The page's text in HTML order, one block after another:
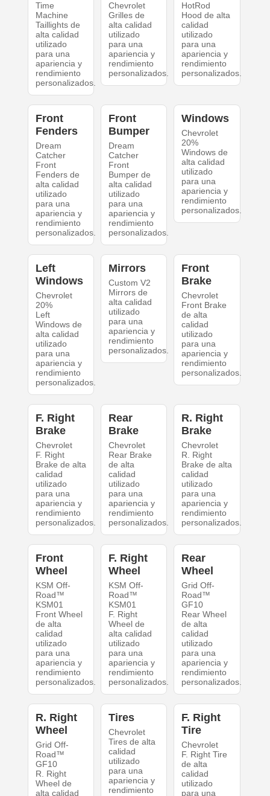
Time
Machine
Taillights de
alta calidad
utilizado
para una
apariencia y
rendimiento
personalizados.
Chevrolet
Grilles de
alta calidad
utilizado
para una
apariencia y
rendimiento
personalizados.
HotRod
Hood de alta
calidad
utilizado
para una
apariencia y
rendimiento
personalizados.
Front
Fenders
Dream
Catcher
Front
Fenders de
alta calidad
utilizado
para una
apariencia y
rendimiento
personalizados.
Front
Bumper
Dream
Catcher
Front
Bumper de
alta calidad
utilizado
para una
apariencia y
rendimiento
personalizados.
Windows
Chevrolet
20%
Windows de
alta calidad
utilizado
para una
apariencia y
rendimiento
personalizados.
Left
Windows
Chevrolet
20%
Left
Windows de
alta calidad
utilizado
para una
apariencia y
rendimiento
personalizados.
Mirrors
Custom V2
Mirrors de
alta calidad
utilizado
para una
apariencia y
rendimiento
personalizados.
Front
Brake
Chevrolet
Front Brake
de alta
calidad
utilizado
para una
apariencia y
rendimiento
personalizados.
F. Right
Brake
Chevrolet
F. Right
Brake de alta
calidad
utilizado
para una
apariencia y
rendimiento
personalizados.
Rear
Brake
Chevrolet
Rear Brake
de alta
calidad
utilizado
para una
apariencia y
rendimiento
personalizados.
R. Right
Brake
Chevrolet
R. Right
Brake de alta
calidad
utilizado
para una
apariencia y
rendimiento
personalizados.
Front
Wheel
KSM Off-
Road™
KSM01
Front Wheel
de alta
calidad
utilizado
para una
apariencia y
rendimiento
personalizados.
F. Right
Wheel
KSM Off-
Road™
KSM01
F. Right
Wheel de
alta calidad
utilizado
para una
apariencia y
rendimiento
personalizados.
Rear
Wheel
Grid Off-
Road™
GF10
Rear Wheel
de alta
calidad
utilizado
para una
apariencia y
rendimiento
personalizados.
R. Right
Wheel
Grid Off-
Road™
GF10
R. Right
Wheel de
alta calidad
Tires
Chevrolet
Tires de alta
calidad
utilizado
para una
apariencia y
rendimiento
F. Right
Tire
Chevrolet
F. Right Tire
de alta
calidad
utilizado
para una